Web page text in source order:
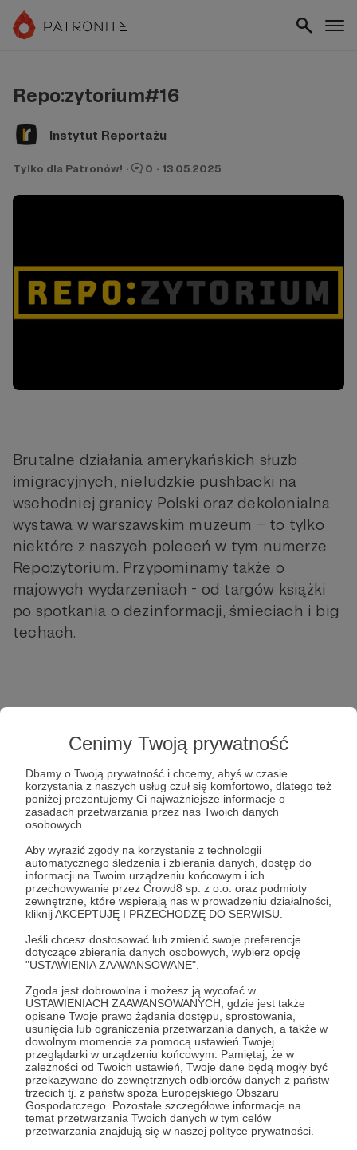
Cenimy Twoją prywatność
Dbamy o Twoją prywatność i chcemy, abyś w czasie
korzystania z naszych usług czuł się komfortowo, dlatego też
poniżej prezentujemy Ci najważniejsze informacje o
zasadach przetwarzania przez nas Twoich danych
osobowych.
Aby wyrazić zgody na korzystanie z technologii
automatycznego śledzenia i zbierania danych, dostęp do
informacji na Twoim urządzeniu końcowym i ich
przechowywanie przez Crowd8 sp. z o.o. oraz podmioty
zewnętrzne, które wspierają nas w prowadzeniu działalności,
kliknij AKCEPTUJĘ I PRZECHODZĘ DO SERWISU.
Jeśli chcesz dostosować lub zmienić swoje preferencje
dotyczące zbierania danych osobowych, wybierz opcję
"USTAWIENIA ZAAWANSOWANE".
Zgoda jest dobrowolna i możesz ją wycofać w
USTAWIENIACH ZAAWANSOWANYCH, gdzie jest także
opisane Twoje prawo żądania dostępu, sprostowania,
usunięcia lub ograniczenia przetwarzania danych, a także w
dowolnym momencie za pomocą ustawień Twojej
przeglądarki w urządzeniu końcowym. Pamiętaj, że w
zależności od Twoich ustawień, Twoje dane będą mogły być
przekazywane do zewnętrznych odbiorców danych z państw
trzecich tj. z państw spoza Europejskiego Obszaru
Gospodarczego. Pozostałe szczegółowe informacje na
temat przetwarzania Twoich danych w tym celów
przetwarzania znajdują się w naszej polityce prywatności.
Repo:zytorium#16
Instytut Reportażu
Tylko dla Patronów! · 0 · 13.05.2025
Brutalne działania amerykańskich służb
imigracyjnych, nieludzkie pushbacki na
wschodniej granicy Polski oraz dekolonialna
wystawa w warszawskim muzeum – to tylko
niektóre z naszych poleceń w tym numerze
Repo:zytorium. Przypominamy także o
majowych wydarzeniach - od targów książki
po spotkania o dezinformacji, śmieciach i big
techach.
Post dostępny tylko dla Patronów
Aby zobaczyć ten materiał musisz być zalogowany
Zostań Patronem
Zaloguj się
newsletter repo:zytorium
Udostępnij
Instytut Reportażu
Zobacz profil autora